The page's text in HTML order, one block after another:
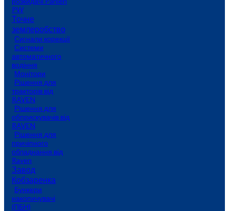
PW
Точне
землеробство
Сигнали корекції
Системи
автоматичного
водіння
Монітори
Рішення для
тракторів від
RAVEN
Рішення для
обприскувачів від
RAVEN
Рішення для
причіпного
обладнання від
Raven
Завод
Кобзаренка
Бункери
накопичувачі
(ПБН)